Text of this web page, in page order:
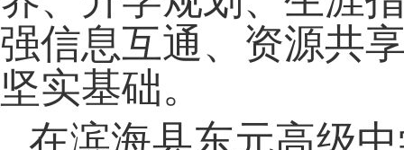
强信息互通、资源共
坚实基础。
在滨海县东元高级